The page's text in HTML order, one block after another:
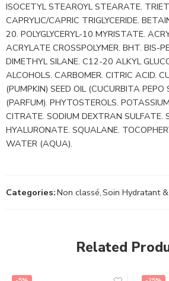
ISOCETYL STEAROYL STEARATE.
CAPRYLIC/CAPRIC TRIGLYCERIDE.
20. POLYGLYCERYL-10 MYRISTATE.
ACRYLATE CROSSPOLYMER. BHT. BIS-
DIMETHYL SILANE. C12-20 ALKYL
ALCOHOLS. CARBOMER. CITRIC ACID.
(PUMPKIN) SEED OIL (CUCURBITA PEPO
(PARFUM). PHYTOSTEROLS.
CITRATE. SODIUM DEXTRAN SULFATE.
HYALURONATE. SQUALANE.
WATER (AQUA).
Categories:Non classé,Soin Hydratant
Related